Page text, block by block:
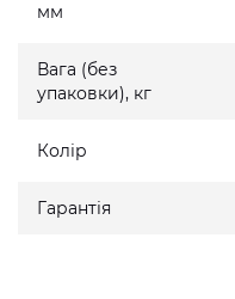
мм
Вага (без
упаковки), кг
Колір
Гарантія